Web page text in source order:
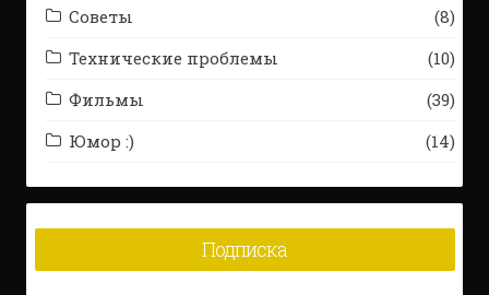
Советы
(8)
Технические проблемы
(10)
Фильмы
(39)
Юмор :)
(14)
Подписка